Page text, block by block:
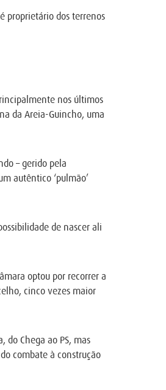
proprietário dos terrenos
nos últimos
da Areia-Guincho, uma
– gerido pela
autêntico ‘pulmão’
de nascer ali
optou por recorrer a
cinco vezes maior
Chega ao PS, mas
combate à construção